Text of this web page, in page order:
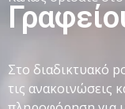
Στο διαδικτυακό
τις ανακοινώσεις